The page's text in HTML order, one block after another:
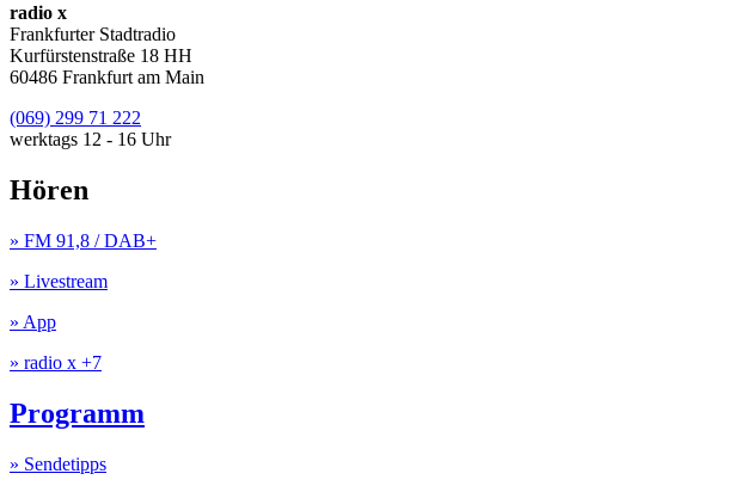
radio x
Frankfurter Stadtradio
Kurfürstenstraße 18 HH
60486 Frankfurt am Main
(069) 299 71 222
werktags 12 - 16 Uhr
Hören
» FM 91,8 / DAB+
» Livestream
» App
» radio x +7
Programm
» Sendetipps